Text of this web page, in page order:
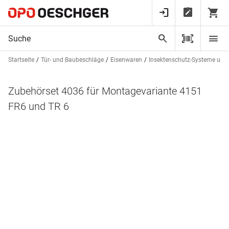
Startseite Tür- und Baubeschläge Eisenwaren Insektenschutz-Systeme
Zubehörset 4036 für Montagevariante 4151
FR6 und TR 6